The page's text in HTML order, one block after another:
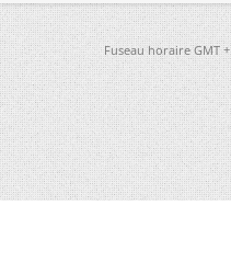
Fuseau horaire GMT